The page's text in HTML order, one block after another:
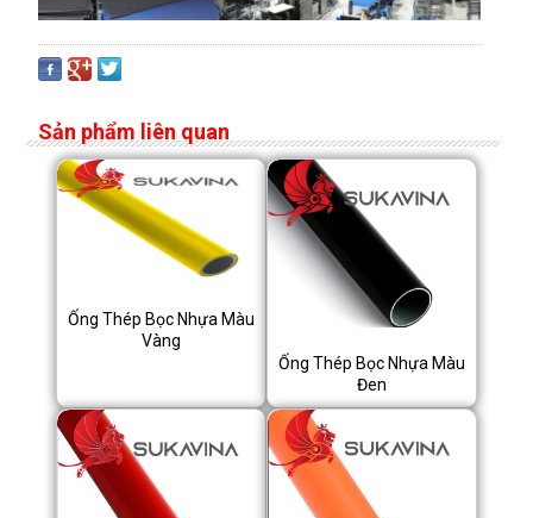
Sản phẩm liên quan
Ống Thép Bọc Nhựa Màu
Vàng
Ống Thép Bọc Nhựa Màu
Đen